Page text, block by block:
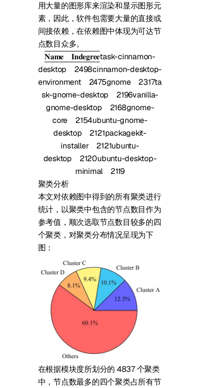
用大量的图形库来渲染和显示图形元
素，因此，软件包需要大量的直接或
间接依赖，在依赖图中体现为可达节
点数目众多。
𝐍𝐚𝐦𝐞
𝐈𝐧𝐝𝐞𝐠𝐫𝐞𝐞task-cinnamon-
desktop
2498cinnamon-desktop-
environment
2475gnome 2317ta
sk-gnome-desktop
2196vanilla-
gnome-desktop
2168gnome-
core
2154ubuntu-gnome-
desktop
2121packagekit-
installer
2121ubuntu-
desktop
2120ubuntu-desktop-
minimal
2119
聚类分析
本文对依赖图中得到的所有聚类进行
统计，以聚类中包含的节点数目作为
参考值，顺次选取节点数目较多的四
个聚类，对聚类分布情况呈现为下
图：
在根据模块度所划分的 4837 个聚类
中，节点数最多的四个聚类占所有节